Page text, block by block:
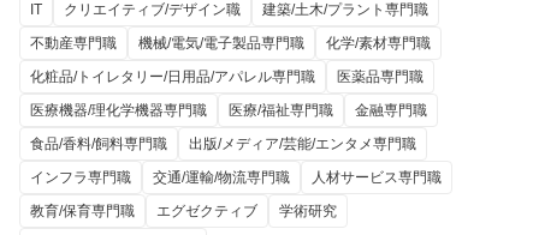
IT
クリエイティブ/デザイン職
建築/土木/プラント専門職
不動産専門職
機械/電気/電子製品専門職
化学/素材専門職
化粧品/トイレタリー/日用品/アパレル専門職
医薬品専門職
医療機器/理化学機器専門職
医療/福祉専門職
金融専門職
食品/香料/飼料専門職
出版/メディア/芸能/エンタメ専門職
インフラ専門職
交通/運輸/物流専門職
人材サービス専門職
教育/保育専門職
エグゼクティブ
学術研究